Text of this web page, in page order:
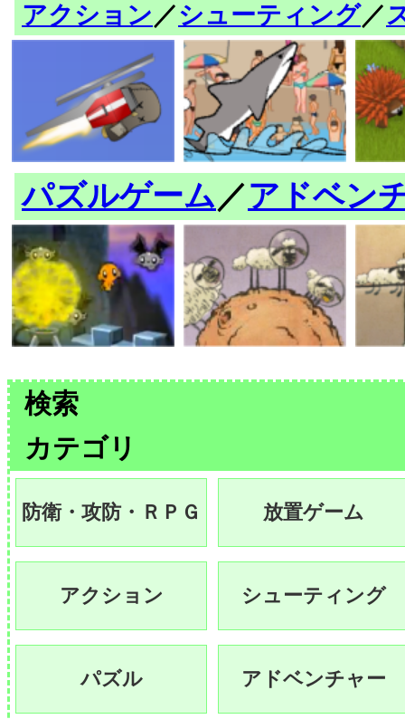
アクション ／シューティング／
パズルゲーム ／アドベン
検索
カテゴリ
防衛・攻防・ＲＰＧ 放置ゲーム
アクション シューティング
パズル アドベンチャー